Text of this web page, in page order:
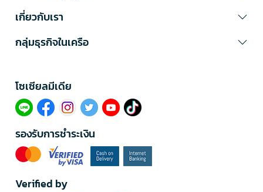
เกี่ยวกับเรา
กลุ่มธุรกิจในเครือ
โซเซียลมีเดีย​
รองรับการชำระเงิน
Verified by